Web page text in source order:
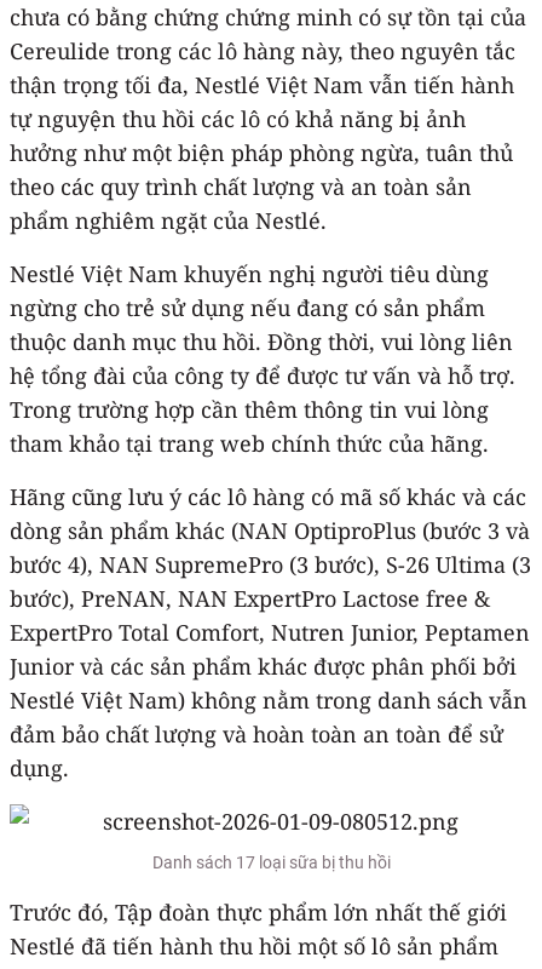
chưa có bằng chứng chứng minh có sự tồn tại của
Cereulide trong các lô hàng này, theo nguyên tắc
thận trọng tối đa, Nestlé Việt Nam vẫn tiến hành
tự nguyện thu hồi các lô có khả năng bị ảnh
hưởng như một biện pháp phòng ngừa, tuân thủ
theo các quy trình chất lượng và an toàn sản
phẩm nghiêm ngặt của Nestlé.
Nestlé Việt Nam khuyến nghị người tiêu dùng
ngừng cho trẻ sử dụng nếu đang có sản phẩm
thuộc danh mục thu hồi. Đồng thời, vui lòng liên
hệ tổng đài của công ty để được tư vấn và hỗ trợ.
Trong trường hợp cần thêm thông tin vui lòng
tham khảo tại trang web chính thức của hãng.
Hãng cũng lưu ý các lô hàng có mã số khác và các
dòng sản phẩm khác (NAN OptiproPlus (bước 3 và
bước 4), NAN SupremePro (3 bước), S-26 Ultima (3
bước), PreNAN, NAN ExpertPro Lactose free &
ExpertPro Total Comfort, Nutren Junior, Peptamen
Junior và các sản phẩm khác được phân phối bởi
Nestlé Việt Nam) không nằm trong danh sách vẫn
đảm bảo chất lượng và hoàn toàn an toàn để sử
dụng.
Danh sách 17 loại sữa bị thu hồi
Trước đó, Tập đoàn thực phẩm lớn nhất thế giới
Nestlé đã tiến hành thu hồi một số lô sản phẩm